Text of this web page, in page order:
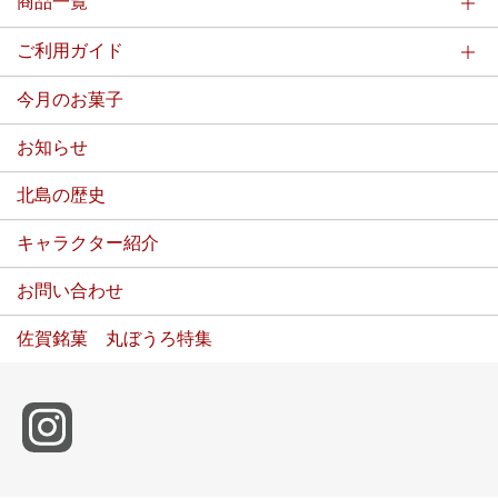
ご利用ガイド
今月のお菓子
お知らせ
北島の歴史
キャラクター紹介
お問い合わせ
佐賀銘菓 丸ぼうろ特集